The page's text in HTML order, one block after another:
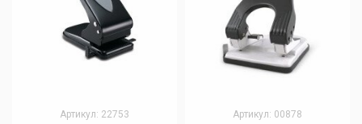
Артикул: 22753
Артикул: 00878